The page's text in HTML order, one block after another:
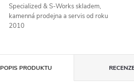
Specialized & S-Works skladem,
kamenná prodejna a servis od roku
2010
POPIS PRODUKTU